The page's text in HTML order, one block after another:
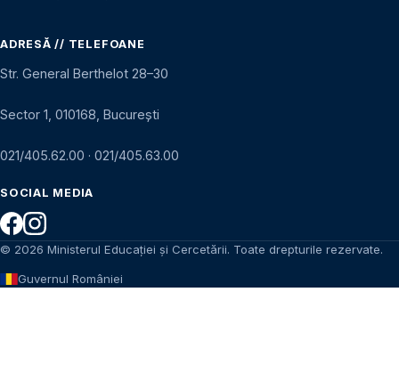
ADRESĂ // TELEFOANE
Str. General Berthelot 28–30
Sector 1, 010168, București
021/405.62.00 · 021/405.63.00
SOCIAL MEDIA
© 2026 Ministerul Educației și Cercetării. Toate drepturile rezervate.
Guvernul României